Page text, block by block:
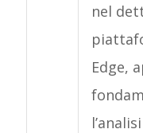
nel
Edge,